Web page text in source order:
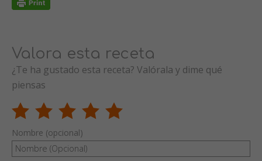
Valora esta receta
¿Te ha gustado esta receta? Valórala y dime qué
piensas
Nombre (opcional)